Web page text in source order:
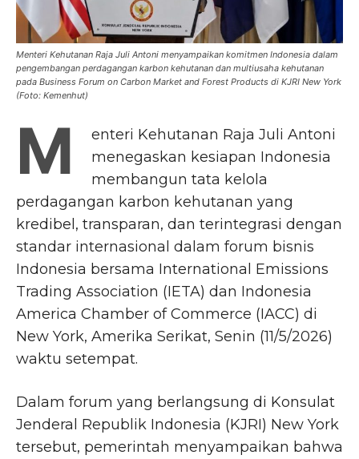
Menteri Kehutanan Raja Juli Antoni menyampaikan komitmen Indonesia dalam
pengembangan perdagangan karbon kehutanan dan multiusaha kehutanan
pada Business Forum on Carbon Market and Forest Products di KJRI New York
(Foto: Kemenhut)
M
enteri Kehutanan Raja Juli Antoni
menegaskan kesiapan Indonesia
membangun tata kelola
perdagangan karbon kehutanan yang
kredibel, transparan, dan terintegrasi dengan
standar internasional dalam forum bisnis
Indonesia bersama International Emissions
Trading Association (IETA) dan Indonesia
America Chamber of Commerce (IACC) di
New York, Amerika Serikat, Senin (11/5/2026)
waktu setempat.
Dalam forum yang berlangsung di Konsulat
Jenderal Republik Indonesia (KJRI) New York
tersebut, pemerintah menyampaikan bahwa